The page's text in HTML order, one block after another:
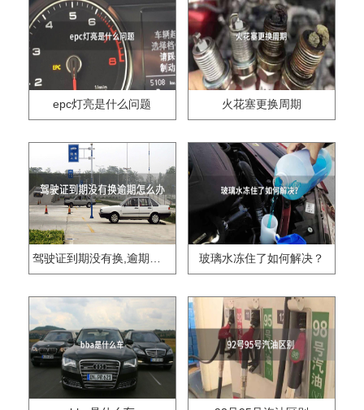
epc灯亮是什么问题 火花塞更换周期
驾驶证到期没有换,逾期怎么办?? 玻璃水冻住了如何解决？